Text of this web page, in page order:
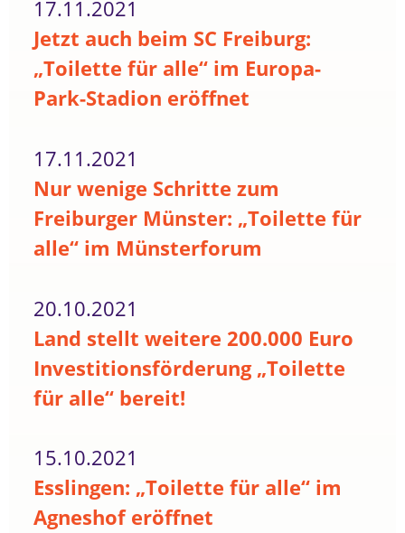
17.11.2021
Jetzt auch beim SC Freiburg:
„Toilette für alle“ im Europa-
Park-Stadion eröffnet
17.11.2021
Nur wenige Schritte zum
Freiburger Münster: „Toilette für
alle“ im Münsterforum
20.10.2021
Land stellt weitere 200.000 Euro
Investitionsförderung „Toilette
für alle“ bereit!
15.10.2021
Esslingen: „Toilette für alle“ im
Agneshof eröffnet